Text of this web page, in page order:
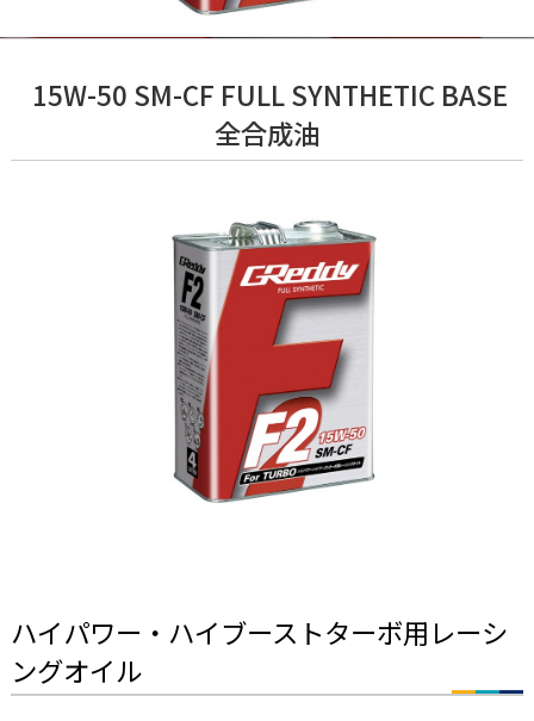
15W-50 SM-CF FULL SYNTHETIC BASE
全合成油
ハイパワー・ハイブーストターボ用レーシ
ングオイル